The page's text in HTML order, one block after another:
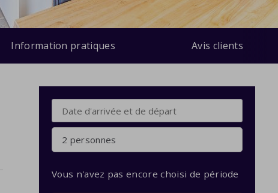
Information pratiques Avis clients
2 personnes
Vous n'avez pas encore choisi de période